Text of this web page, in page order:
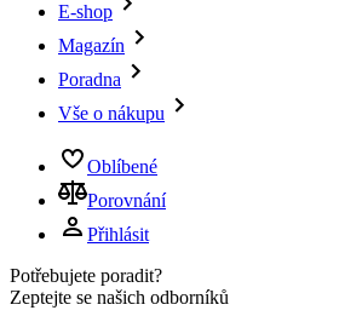
E-shop
Magazín
Poradna
Vše o nákupu
Oblíbené
Porovnání
Přihlásit
Potřebujete poradit?
Zeptejte se našich odborníků